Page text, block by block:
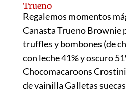
Trueno
Regalemos momentos
Canasta Trueno Brownie
truffles y bombones (de
con leche 41% y oscuro
Chocomacaroons
de vainilla Galletas